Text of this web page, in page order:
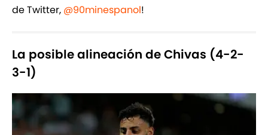
de Twitter, @90minespanol!
La posible alineación de Chivas (4-2-
3-1)